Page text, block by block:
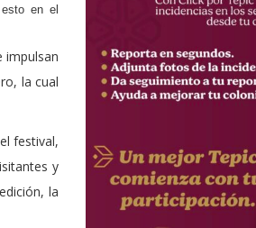
en el
impulsan
la cual
festival,
y
la